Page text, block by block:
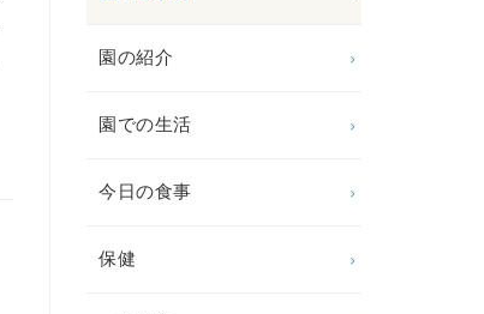
園の紹介
園での生活
今日の食事
保健